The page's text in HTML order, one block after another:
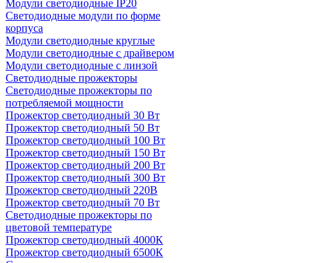
Модули светодиодные IP20
Светодиодные модули по форме
корпуса
Модули светодиодные круглые
Модули светодиодные с драйвером
Модули светодиодные с линзой
Светодиодные прожекторы
Светодиодные прожекторы по
потребляемой мощности
Прожектор светодиодный 30 Вт
Прожектор светодиодный 50 Вт
Прожектор светодиодный 100 Вт
Прожектор светодиодный 150 Вт
Прожектор светодиодный 200 Вт
Прожектор светодиодный 300 Вт
Прожектор светодиодный 220В
Прожектор светодиодный 70 Вт
Светодиодные прожекторы по
цветовой температуре
Прожектор светодиодный 4000К
Прожектор светодиодный 6500К